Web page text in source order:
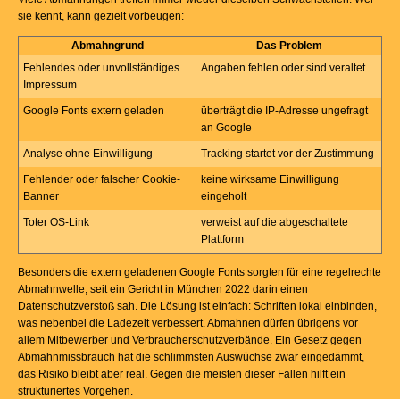
sie kennt, kann gezielt vorbeugen:
Abmahngrund
Das Problem
Fehlendes oder unvollständiges
Impressum
Angaben fehlen oder sind veraltet
Google Fonts extern geladen
überträgt die IP-Adresse ungefragt
an Google
Analyse ohne Einwilligung Tracking startet vor der Zustimmung
Fehlender oder falscher Cookie-
Banner
keine wirksame Einwilligung
eingeholt
Toter OS-Link
verweist auf die abgeschaltete
Plattform
Besonders die extern geladenen Google Fonts sorgten für eine regelrechte
Abmahnwelle, seit ein Gericht in München 2022 darin einen
Datenschutzverstoß sah. Die Lösung ist einfach: Schriften lokal einbinden,
was nebenbei die Ladezeit verbessert. Abmahnen dürfen übrigens vor
allem Mitbewerber und Verbraucherschutzverbände. Ein Gesetz gegen
Abmahnmissbrauch hat die schlimmsten Auswüchse zwar eingedämmt,
das Risiko bleibt aber real. Gegen die meisten dieser Fallen hilft ein
strukturiertes Vorgehen.